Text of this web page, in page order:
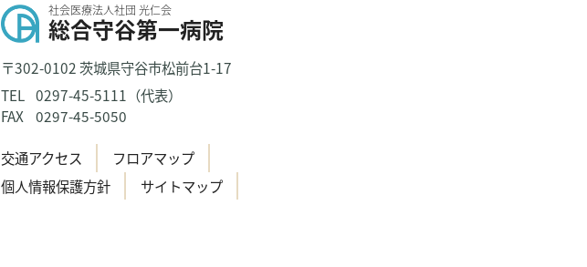
社会医療法人社団 光仁会
総合守谷第一病院
〒302-0102 茨城県守谷市松前台1-17
TEL 0297-45-5111（代表）
FAX
0297-45-5050
交通アクセス
フロアマップ
個人情報保護方針
サイトマップ